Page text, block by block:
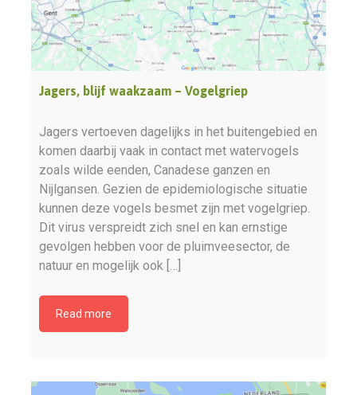
Jagers, blijf waakzaam – Vogelgriep
Jagers vertoeven dagelijks in het buitengebied en
komen daarbij vaak in contact met watervogels
zoals wilde eenden, Canadese ganzen en
Nijlgansen. Gezien de epidemiologische situatie
kunnen deze vogels besmet zijn met vogelgriep.
Dit virus verspreidt zich snel en kan ernstige
gevolgen hebben voor de pluimveesector, de
natuur en mogelijk ook […]
Read more